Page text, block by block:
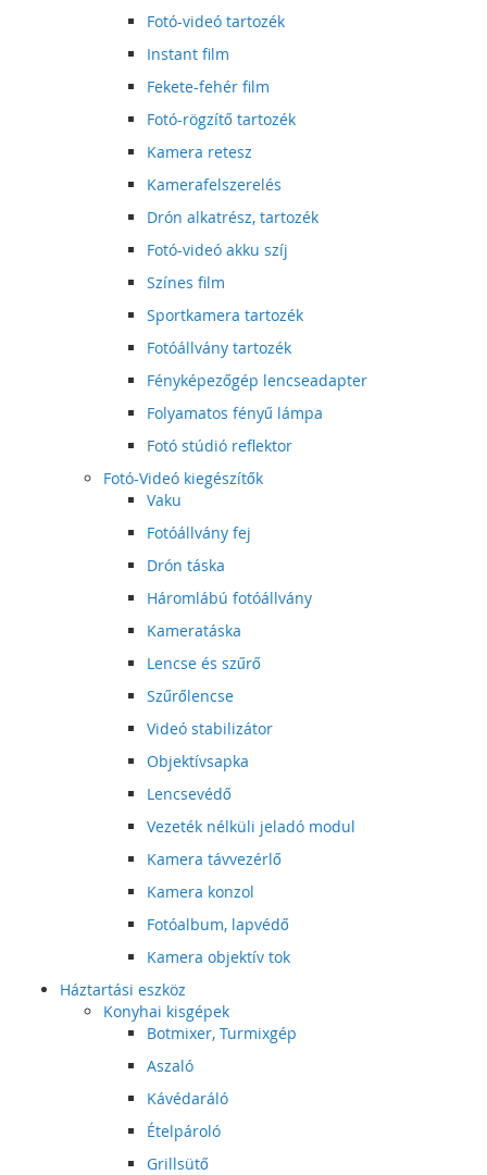
Fotó-videó tartozék
Instant film
Fekete-fehér film
Fotó-rögzítő tartozék
Kamera retesz
Kamerafelszerelés
Drón alkatrész, tartozék
Fotó-videó akku szíj
Színes film
Sportkamera tartozék
Fotóállvány tartozék
Fényképezőgép lencseadapter
Folyamatos fényű lámpa
Fotó stúdió reflektor
Fotó-Videó kiegészítők
Vaku
Fotóállvány fej
Drón táska
Háromlábú fotóállvány
Kameratáska
Lencse és szűrő
Szűrőlencse
Videó stabilizátor
Objektívsapka
Lencsevédő
Vezeték nélküli jeladó modul
Kamera távvezérlő
Kamera konzol
Fotóalbum, lapvédő
Kamera objektív tok
Háztartási eszköz
Konyhai kisgépek
Botmixer, Turmixgép
Aszaló
Kávédaráló
Ételpároló
Grillsütő